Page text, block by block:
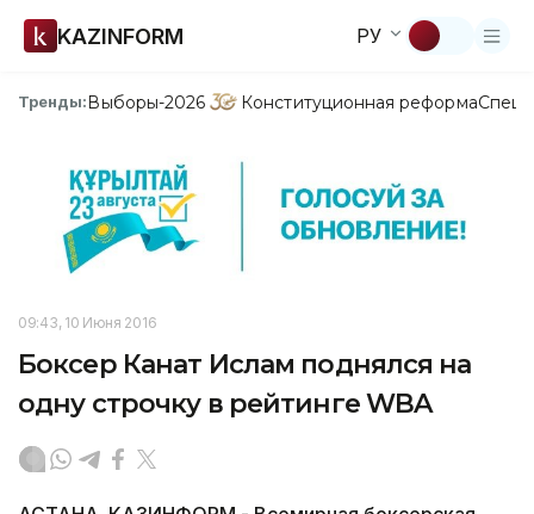
KAZINFORM РУ
Тренды:Выборы-2026 Конституционная реформа
09:43, 10 Июня 2016
Боксер Канат Ислам поднялся на
одну строчку в рейтинге WBA